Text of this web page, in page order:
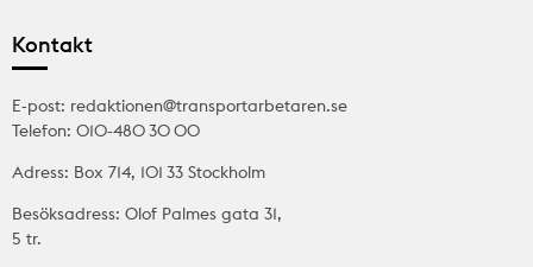
Kontakt
E-post: redaktionen@transportarbetaren.se
Telefon: 010-480 30 00
Adress: Box 714, 101 33 Stockholm
Besöksadress: Olof Palmes gata 31,
5 tr.